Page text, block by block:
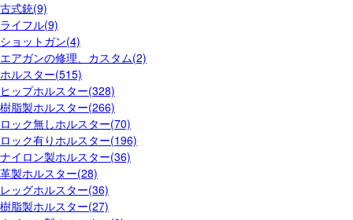
古式銃(9)
ライフル(9)
ショットガン(4)
エアガンの修理、カスタム(2)
ホルスター(515)
ヒップホルスター(328)
樹脂製ホルスター(266)
ロック無しホルスター(70)
ロック有りホルスター(196)
ナイロン製ホルスター(36)
革製ホルスター(28)
レッグホルスター(36)
樹脂製ホルスター(27)